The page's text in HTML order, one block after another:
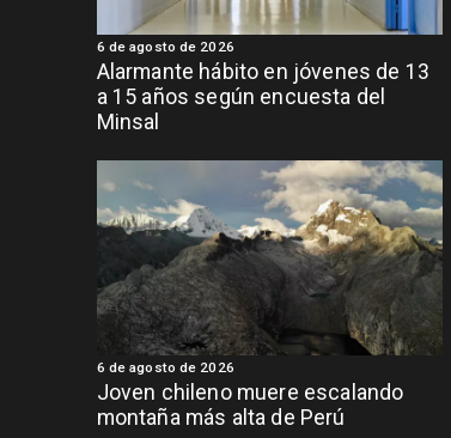
Alarmante hábito en jóvenes de 13
a 15 años según encuesta del
Minsal
6 de agosto de 2026
Joven chileno muere escalando
montaña más alta de Perú
6 de agosto de 2026